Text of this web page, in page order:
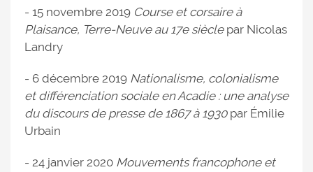
- 15 novembre 2019 Course et corsaire à
Plaisance, Terre-Neuve au 17e sièclepar Nicolas
Landry
- 6 décembre 2019 Nationalisme, colonialisme
et différenciation sociale en Acadie : une analyse
du discours de presse de 1867 à 1930par Émilie
Urbain
- 24 janvier 2020 Mouvements francophone et